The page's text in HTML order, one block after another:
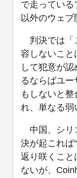
で走ってい
以外のウェブ
判決では
容しないこと
して犯意が
るならばユ
もしないと
れ、単なる弱
中国、シリ
決が起これば
返り咲くこと
ないが、